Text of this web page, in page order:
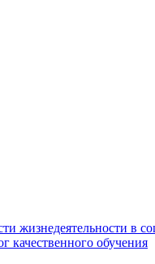
жизнедеятельности в
качественного обучения